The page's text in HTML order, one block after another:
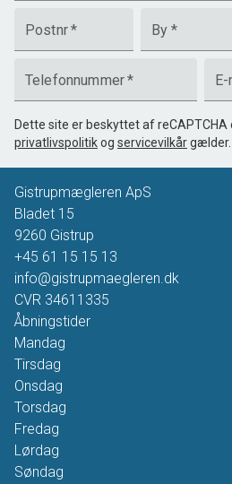
Postnr* By *
Telefonnummer*
Dette site er beskyttet af reCAPTCHA
privatlivspolitikog servicevilkårgælder.
Gistrupmægleren ApS
Bladet 15
9260 Gistrup
+45 61 15 15 13
info@gistrupmaegleren.dk
CVR 34611335
Åbningstider
Mandag
Tirsdag
Onsdag
Torsdag
Fredag
Lørdag
Søndag